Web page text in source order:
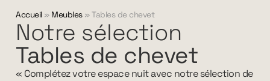
Accueil» Meubles»Tables de chevet
Notre sélection
Tables de chevet
« Complétez votre espace nuit avec notre sélection de